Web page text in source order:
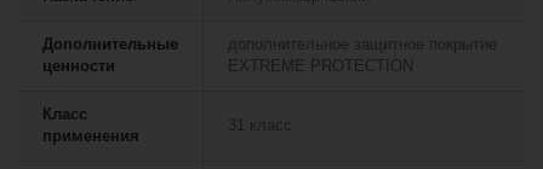
Дополнительные
ценности
дополнительное защитное покрытие
EXTREME PROTECTION
Класс
применения
31 класс